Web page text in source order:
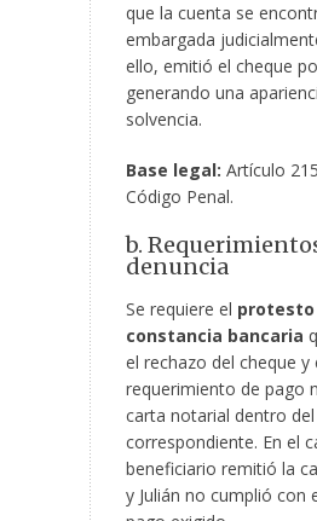
que la cuenta se
embargada
ello, emitió el cheque
generando una
solvencia.
Base legal: Artículo
Código Penal.
b.
denuncia
Se requiere el protesto
constancia bancaria
el rechazo del cheque y
requerimiento de pago
carta notarial dentro
correspondiente. En el
beneficiario remitió la
y Julián no cumplió con